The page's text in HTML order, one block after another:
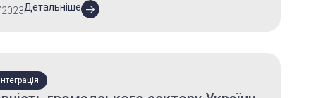
до вступу
Детальніше